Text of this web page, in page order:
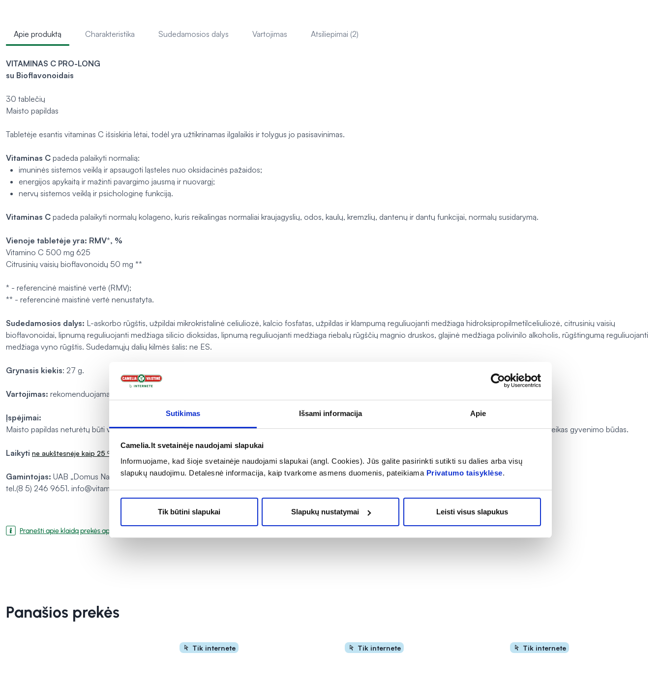
Sutikimas Išsami informacija Apie
Camelia.lt svetainėje naudojami slapukai
Informuojame, kad šioje svetainėje naudojami slapukai (angl. Cookies). Jūs galite pasirinkti sutikti su dalies arba visų
slapukų naudojimu. Detalesnė informacija, kaip tvarkome asmens duomenis, pateikiama Privatumo taisyklėse.
Tik būtini slapukai Slapukų nustatymai Leisti visus slapukus
Apie produktą Charakteristika Sudedamosios dalys Vartojimas Atsiliepimai (2)
VITAMINAS C PRO-LONG
su Bioflavonoidais
30 tablečių
Maisto papildas
Tabletėje esantis vitaminas C išsiskiria lėtai, todėl yra užtikrinamas ilgalaikis ir tolygus jo pasisavinimas.
Vitaminas C padeda palaikyti normalią:
imuninės sistemos veiklą ir apsaugoti ląsteles nuo oksidacinės pažaidos;
energijos apykaitą ir mažinti pavargimo jausmą ir nuovargį;
nervų sistemos veiklą ir psichologinę funkciją.
Vitaminas C padeda palaikyti normalų kolageno, kuris reikalingas normaliai kraujagyslių, odos, kaulų, kremzlių, dantenų ir dantų funkcijai, normalų susidarymą.
Vienoje tabletėje yra: RMV*, %
Vitamino C 500 mg 625
Citrusinių vaisių bioflavonoidų 50 mg **
* - referencinė maistinė vertė (RMV);
** - referencinė maistinė vertė nenustatyta.
Sudedamosios dalys: L-askorbo rūgštis, užpildai mikrokristalinė celiuliozė, kalcio fosfatas, užpildas ir klampumą reguliuojanti medžiaga hidroksipropilmetilceliuliozė, citrusinių vaisių
bioflavonoidai, lipnumą reguliuojanti medžiaga silicio dioksidas, lipnumą reguliuojanti medžiaga riebalų rūgščių magnio druskos, glajinė medžiaga polivinilo alkoholis, rūgštingumą reguliuojanti
medžiaga vyno rūgštis. Sudedamųjų dalių kilmės šalis: ne ES.
Grynasis kiekis: 27 g.
Vartojimas: rekomenduojama gerti po 1 tabletę per dieną. Tinka vegetarams ir veganams.
Įspėjimai:
Maisto papildas neturėtų būti vartojamas kaip maisto pakaitalas. Neviršykite nustatytos rekomenduojamos paros dozės. Svarbu įvairi ir subalansuota mityba bei sveikas gyvenimo būdas.
Laikyti ne aukštesnėje kaip 25 ºC temperatūroje, sausoje, ir nuo tiesioginių saulės spindulių apsaugotoje vietoje. Laikyti vaikams nepasiekiamoje vietoje.
Gamintojas: UAB „Domus Naturae“, Molėtų g. 16, Didžioji Riešė, 14260 Vilniaus r.,
tel.(8 5) 246 9651. info@vitaminai.lt
Pranešti apie klaidą prekės aprašyme
Panašios prekės
Tik internete Tik internete Tik internete